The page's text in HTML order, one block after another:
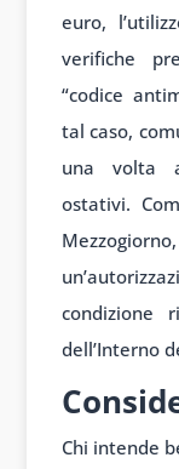
euro,
verifiche
“codice
tal caso,
una volta
ostativi.
condizione
dell’Interno
Chi intende